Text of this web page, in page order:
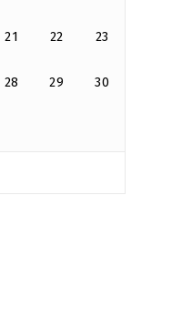
21 22 23
28 29 30